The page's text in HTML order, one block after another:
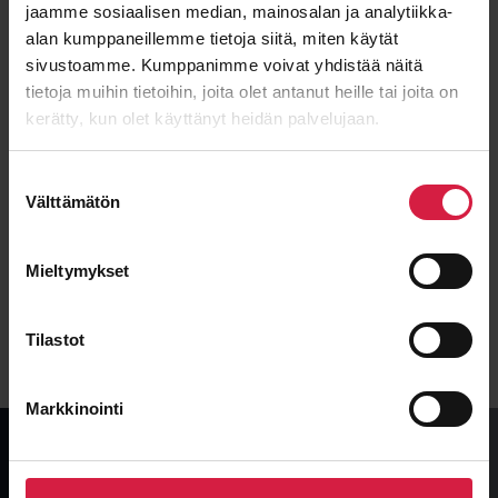
jaamme sosiaalisen median, mainosalan ja analytiikka-
alan kumppaneillemme tietoja siitä, miten käytät
sivustoamme. Kumppanimme voivat yhdistää näitä
tietoja muihin tietoihin, joita olet antanut heille tai joita on
kerätty, kun olet käyttänyt heidän palvelujaan.
valinta
Välttämätön
Mieltymykset
Tilastot
Markkinointi